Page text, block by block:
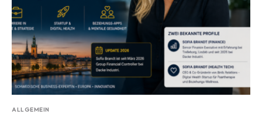
ALLGEMEIN